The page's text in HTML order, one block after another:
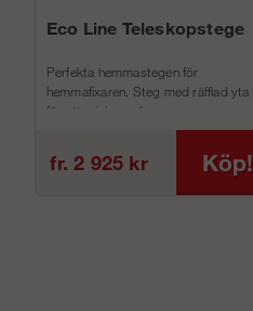
Eco Line Teleskopstege
Perfekta hemmastegen för
hemmafixaren. Steg med räfflad yta
för att minimera h...
fr. 2 925 kr Köp!